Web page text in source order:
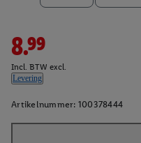
8.99
Incl. BTW excl.
Levering
Artikelnummer: 100378444